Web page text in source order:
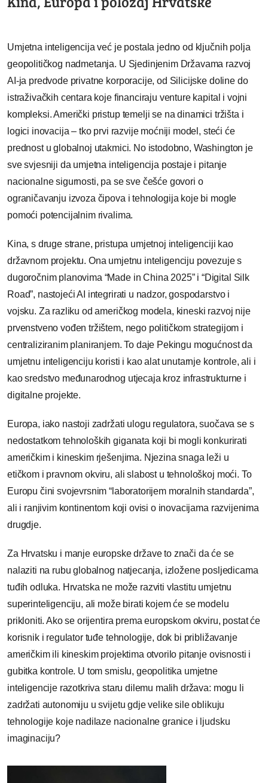
Umjetna inteligencija već je postala jedno od ključnih polja
geopolitičkog nadmetanja. U Sjedinjenim Državama razvoj
AI-ja predvode privatne korporacije, od Silicijske doline do
istraživačkih centara koje financiraju venture kapital i vojni
kompleksi. Američki pristup temelji se na dinamici tržišta i
logici inovacija – tko prvi razvije moćniji model, steći će
prednost u globalnoj utakmici. No istodobno, Washington je
sve svjesniji da umjetna inteligencija postaje i pitanje
nacionalne sigurnosti, pa se sve češće govori o
ograničavanju izvoza čipova i tehnologija koje bi mogle
pomoći potencijalnim rivalima.
Kina, s druge strane, pristupa umjetnoj inteligenciji kao
državnom projektu. Ona umjetnu inteligenciju povezuje s
dugoročnim planovima “Made in China 2025” i “Digital Silk
Road”, nastojeći AI integrirati u nadzor, gospodarstvo i
vojsku. Za razliku od američkog modela, kineski razvoj nije
prvenstveno vođen tržištem, nego političkom strategijom i
centraliziranim planiranjem. To daje Pekingu mogućnost da
umjetnu inteligenciju koristi i kao alat unutarnje kontrole, ali i
kao sredstvo međunarodnog utjecaja kroz infrastrukturne i
digitalne projekte.
Europa, iako nastoji zadržati ulogu regulatora, suočava se s
nedostatkom tehnoloških giganata koji bi mogli konkurirati
američkim i kineskim rješenjima. Njezina snaga leži u
etičkom i pravnom okviru, ali slabost u tehnološkoj moći. To
Europu čini svojevrsnim “laboratorijem moralnih standarda”,
ali i ranjivim kontinentom koji ovisi o inovacijama razvijenima
drugdje.
Za Hrvatsku i manje europske države to znači da će se
nalaziti na rubu globalnog natjecanja, izložene posljedicama
tuđih odluka. Hrvatska ne može razviti vlastitu umjetnu
superinteligenciju, ali može birati kojem će se modelu
prikloniti. Ako se orijentira prema europskom okviru, postat će
korisnik i regulator tuđe tehnologije, dok bi približavanje
američkim ili kineskim projektima otvorilo pitanje ovisnosti i
gubitka kontrole. U tom smislu, geopolitika umjetne
inteligencije razotkriva staru dilemu malih država: mogu li
zadržati autonomiju u svijetu gdje velike sile oblikuju
tehnologije koje nadilaze nacionalne granice i ljudsku
imaginaciju?